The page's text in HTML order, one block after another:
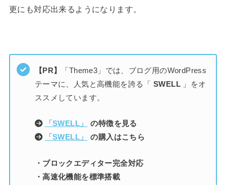
更にも対応出来るようになります。
【PR】
「Theme3」では、ブログ用のWordPress
テーマに、人気と高機能を誇る「SWELL 」をオ
ススメしています。
「SWELL」
の特徴を見る
「SWELL」
の購入はこちら
・ブロックエディター完全対応
・高速化機能を標準搭載